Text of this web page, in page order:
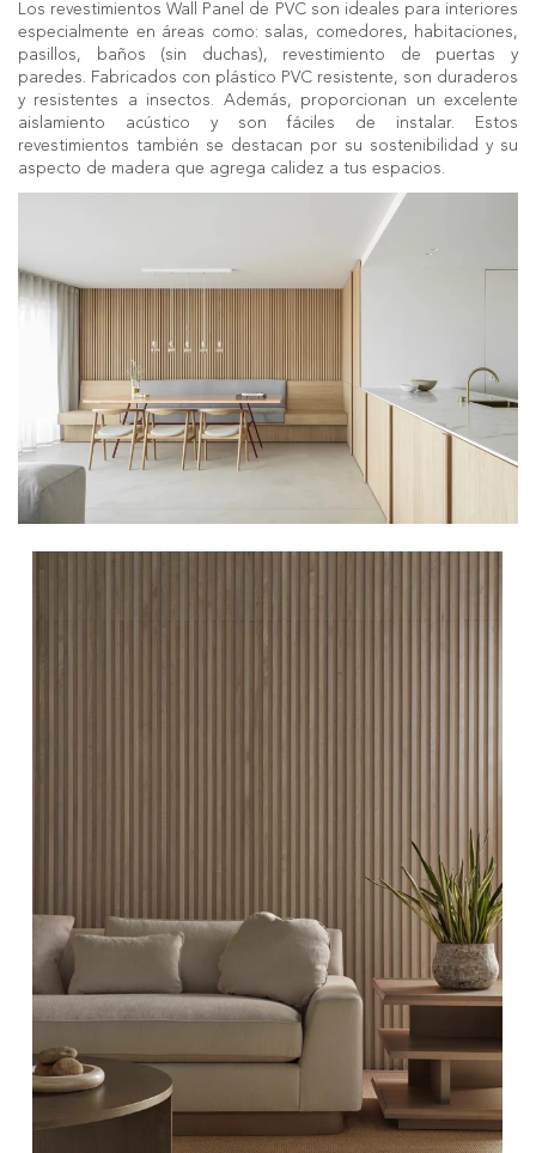
Los revestimientosWall Panel de PVCson ideales para interiores
especialmente en áreas como: salas, comedores, habitaciones,
pasillos, baños (sin duchas), revestimiento de puertas y
paredes. Fabricados con plástico PVC resistente, son duraderos
y resistentes a insectos. Además, proporcionan un excelente
aislamiento acústico y son fáciles de instalar. Estos
revestimientos también se destacan por su sostenibilidad y su
aspecto de madera que agrega calidez a tus espacios.